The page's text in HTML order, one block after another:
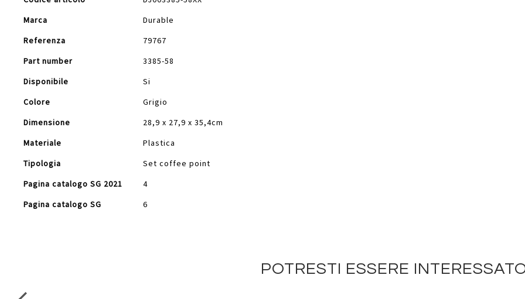
Marca
Durable
Referenza
79767
Part number
3385-58
Disponibile
Si
Colore
Grigio
Dimensione
28,9 x 27,9 x 35,4cm
Materiale
Plastica
Tipologia
Set coffee point
Pagina catalogo SG 2021
4
Pagina catalogo SG
6
POTRESTI ESSERE